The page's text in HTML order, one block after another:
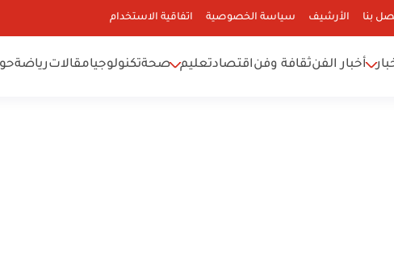
بنا الأرشيف سياسة الخصوصية اتفاقية الاستخدام
أخبار الفنثقافة وفناقتصادتعليم صحةتكنولوجيامقالاترياضة